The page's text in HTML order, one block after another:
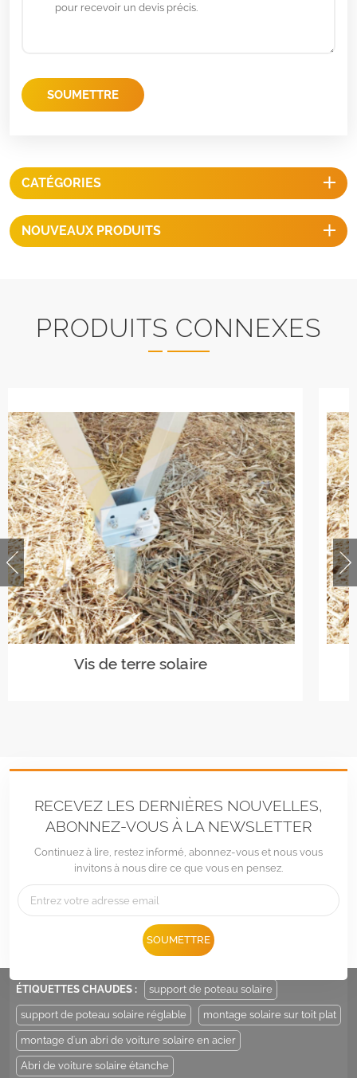
SOUMETTRE
CATÉGORIES
NOUVEAUX PRODUITS
PRODUITS CONNEXES
Vis de terre solaire
RECEVEZ LES DERNIÈRES NOUVELLES,
ABONNEZ-VOUS À LA NEWSLETTER
Continuez à lire, restez informé, abonnez-vous et nous vous
invitons à nous dire ce que vous en pensez.
SOUMETTRE
Tél : +86 -592-6212776
Sales@LandpowerSolar.com
Add : Unit 206-9, No 15, Duiying Road, Jimei District, Xiamen, China
ÉTIQUETTES CHAUDES : support de poteau solaire
support de poteau solaire réglable montage solaire sur toit plat
montage d'un abri de voiture solaire en acier
Abri de voiture solaire étanche